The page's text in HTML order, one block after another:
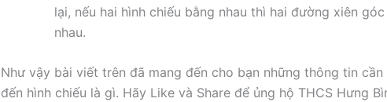
lại, nếu hai hình chiếu bằng nhau thì hai đường xiên
nhau.
Như vậy bài viết trên đã mang đến cho bạn những thông tin cần
đến hình chiếu là gì. Hãy Like và Share để ủng hộ THCS Hưng